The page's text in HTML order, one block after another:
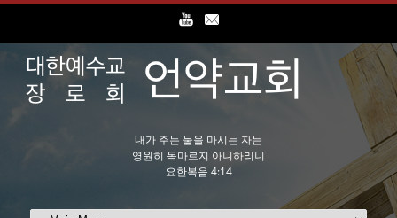
내가 주는 물을 마시는 자는
영원히 목마르지 아니하리니
요한복음 4:14